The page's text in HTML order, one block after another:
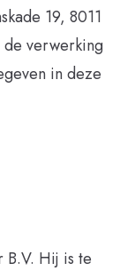
19, 8011
verwerking
in deze
B.V. Hij is te